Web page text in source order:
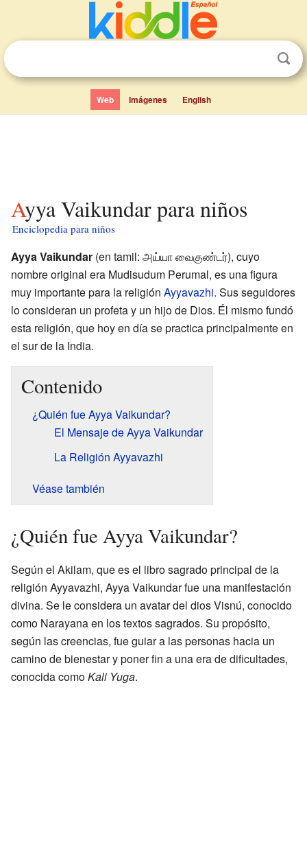
Web Imágenes English
Ayya Vaikundar para niños
Enciclopedia para niños
Ayya Vaikundar (en tamil: அய்யா வைகுண்டர்), cuyo
nombre original era Mudisudum Perumal, es una figura
muy importante para la religión Ayyavazhi. Sus seguidores
lo consideran un profeta y un hijo de Dios. Él mismo fundó
esta religión, que hoy en día se practica principalmente en
el sur de la India.
Contenido
¿Quién fue Ayya Vaikundar?
El Mensaje de Ayya Vaikundar
La Religión Ayyavazhi
Véase también
¿Quién fue Ayya Vaikundar?
Según el Akilam, que es el libro sagrado principal de la
religión Ayyavazhi, Ayya Vaikundar fue una manifestación
divina. Se le considera un avatar del dios Visnú, conocido
como Narayana en los textos sagrados. Su propósito,
según las creencias, fue guiar a las personas hacia un
camino de bienestar y poner fin a una era de dificultades,
conocida comoKali Yuga.